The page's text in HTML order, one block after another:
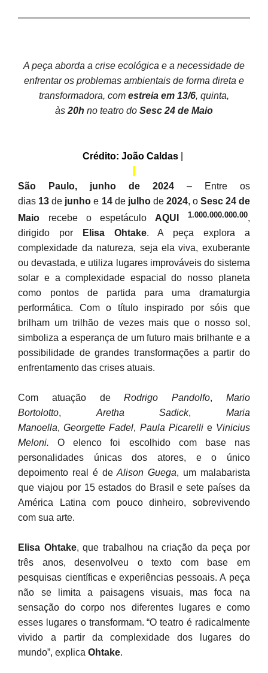
A peça aborda a crise ecológica e a necessidade de
enfrentar os problemas ambientais de forma direta e
transformadora, com estreia em 13/6, quinta,
às 20h no teatro do Sesc 24 de Maio
Crédito: João Caldas
São Paulo, junho de 2024– Entre os
dias 13 de junho e 14de julhode 2024, o Sesc 24 de
Maio recebe o espetáculo AQUI 1.000.000.000.00,
dirigido por
Elisa Ohtake. A peça explora a
complexidade da natureza, seja ela viva, exuberante
ou devastada, e utiliza lugares improváveis do sistema
solar e a complexidade espacial do nosso planeta
como pontos de partida para uma dramaturgia
performática. Com o título inspirado por sóis que
brilham um trilhão de vezes mais que o nosso sol,
simboliza a esperança de um futuro mais brilhante e a
possibilidade de grandes transformações a partir do
enfrentamento das crises atuais.
Com atuação deRodrigo Pandolfo, Mario
Bortolotto, Aretha Sadick, Maria
Manoella,Georgette Fadel, Paula Picarellie Vinicius
Meloni. O elenco
foi escolhido com base nas
personalidades únicas dos atores, e o único
depoimento real é deAlison Guega, um malabarista
que viajou por 15 estados do Brasil e sete países da
América Latina com pouco dinheiro, sobrevivendo
com sua arte.
Elisa Ohtake, que trabalhou na criação da peça por
três anos, desenvolveu o texto com base em
pesquisas científicas e experiências pessoais. A peça
não se limita a paisagens visuais, mas foca na
sensação do corpo nos diferentes lugares e como
esses lugares o transformam. “O teatro é radicalmente
vivido a partir da complexidade dos lugares do
mundo”, explicaOhtake.